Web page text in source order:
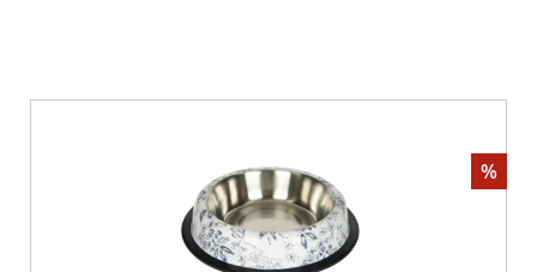
%